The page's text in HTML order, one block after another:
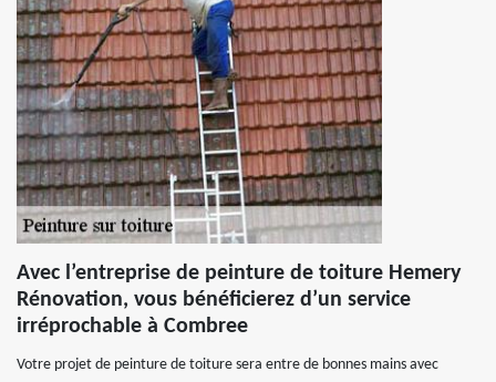
Avec l’entreprise de peinture de toiture Hemery
Rénovation, vous bénéficierez d’un service
irréprochable à Combree
Votre projet de peinture de toiture sera entre de bonnes mains avec